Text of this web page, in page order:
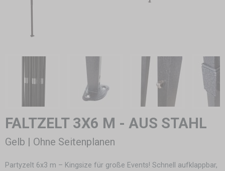
FALTZELT 3X6 M - AUS STAHL
Gelb | Ohne Seitenplanen
Partyzelt 6x3 m – Kingsize für große Events! Schnell aufklappbar,